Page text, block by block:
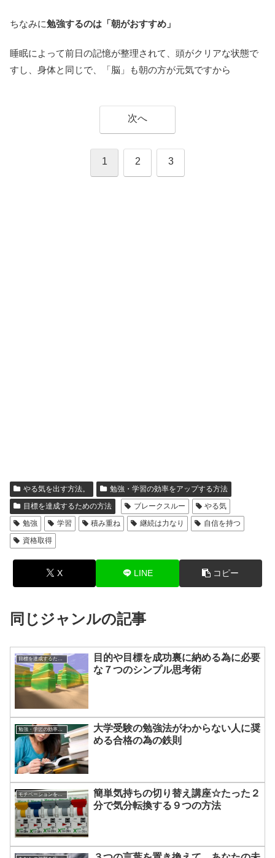
ちなみに勉強するのは「朝がおすすめ」
睡眠によって前日の記憶が整理されて、頭がクリアな状態で
すし、身体と同じで、「脳」も朝の方が元気ですから
次へ
1 2 3
やる気を出す方法。
勉強・学習の効率をアップする方法
目標を達成するための方法
ブレークスルー
やる気
勉強
学習 積み重ね 継続は力なり
自信を持つ
資格取得
X LINE コピー
同じジャンルの記事
目標を達成するための方法
目的や目標を成功裏に納める為に必要
な７つのシンプル思考術
勉強・学習の効率をアップする方法
大学受験の勉強法がわからない人に奨
める合格の為の鉄則
モチベーションを上げる方法
簡単気持ちの切り替え講座☆たった２
分で気分転換する９つの方法